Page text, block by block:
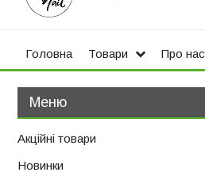
Головна Товари Про нас
Акційні товари
Новинки